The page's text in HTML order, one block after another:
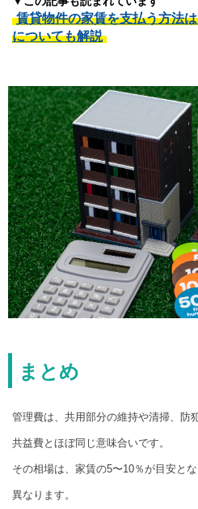
賃貸物件の家賃を支払う方法
についても解説
まとめ
管理費は、共用部分の維持や清掃、防
共益費とほぼ同じ意味合いです。
その相場は、家賃の5〜10％が目安と
異なります。